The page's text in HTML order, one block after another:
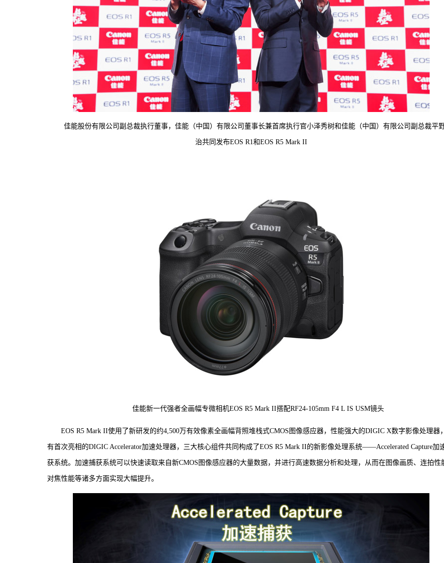
佳能股份有限公司副总裁执行董事，佳能（中国）有限公司董事长兼首席执行官小泽秀树和佳能（中国）有限公司副总裁平
治共同发布EOS R1和EOS R5 Mark II
佳能新一代强者全画幅专微相机EOS R5 Mark II搭配RF24-105mm F4 L IS USM镜头
EOS R5 Mark II使用了新研发的约4,500万有效像素全画幅背照堆栈式CMOS图像感应器，性能强大的DIGIC X数字影像处理器
有首次亮相的DIGIC Accelerator加速处理器，三大核心组件共同构成了EOS R5 Mark II的新影像处理系统——Accelerated Capture加
获系统。加速捕获系统可以快速读取来自新CMOS图像感应器的大量数据，并进行高速数据分析和处理，从而在图像画质、连拍性
对焦性能等诸多方面实现大幅提升。